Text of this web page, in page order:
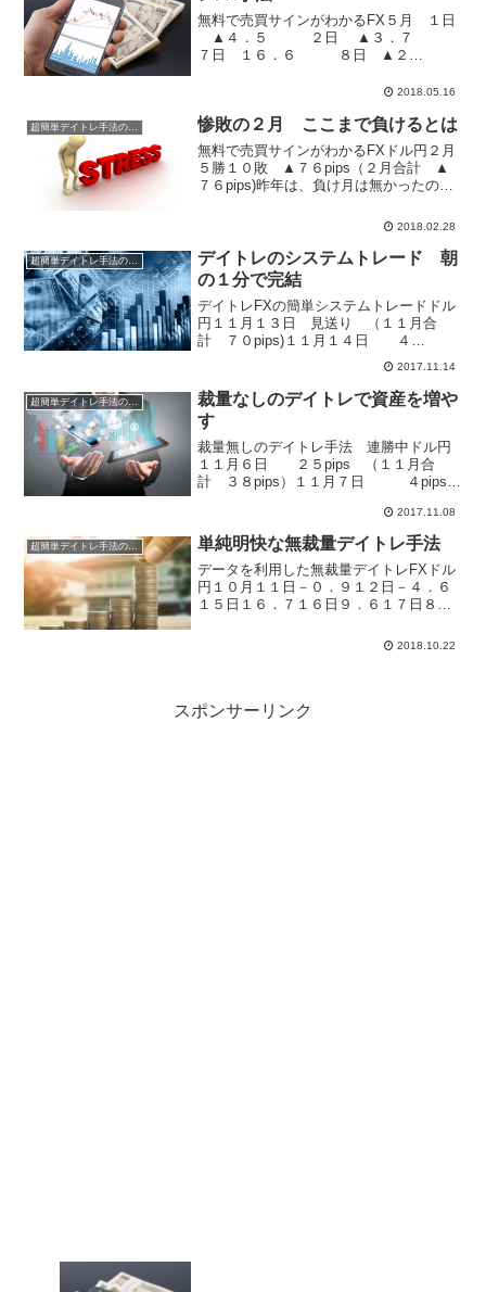
無料で売買サインがわかるFX５月 １日
▲４．５ ２日 ▲３．７
７日 １６．６ ８日 ▲２
１０．６ １１日 ▲１９．６ １
（５月合計 ▲４２...
2018.05.16
惨敗の２月 ここまで負けるとは
無料で売買サインがわかるFXドル円２月
５勝１０敗 ▲７６pips（２月合計 ▲
７６pips)昨年は、負け月は無かったの
す・・・。ここまで負けると、ストレス
にされている方...
2018.02.28
超簡単デイトレ手法の成績
デイトレのシステムトレード 朝
の１分で完結
デイトレFXの簡単システムトレードドル
円１１月１３日 見送り （１１月合
計 ７０pips)１１月１４日 ４
pips（１１月合計 ７４pips）今日の注文
と決済は、外為どっとコムを利用して、
エントリーも時間指定注文。決済も時間
指定決済をやっ...
2017.11.14
裁量なしのデイトレで資産を増や
す
裁量無しのデイトレ手法 連勝中ドル円
１１月６日 ２５pips （１１月合
計 ３８pips）１１月７日 ４pips
日 ２pips （１１月合計 ４４
pips)特典Cのデイトレ手法は、日本の祝
日は...
2017.11.08
超簡単デイトレ手法の成績 単純明快な無裁量デイトレ手法
データを利用した無裁量デイトレFXドル
円１０月１１日－０．９１２日－４．６
１５日１６．７１６日９．６１７日８．
合計３６．２コツコツ巻き返し中です。
2018.10.22
スポンサーリンク